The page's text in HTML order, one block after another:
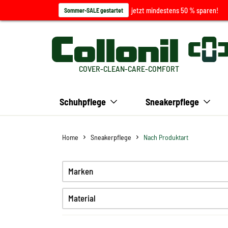
Sommer-SALE gestartet jetzt mindestens 50 % sparen!
COVER-CLEAN-CARE-COMFORT
Schuhpflege Sneakerpflege
Home Sneakerpflege Nach Produktart
Marken
Material